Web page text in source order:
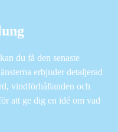
du få den senaste
erbjuder detaljerad
vindförhållanden och
att ge dig en idé om vad